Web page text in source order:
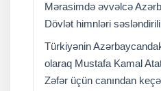
Mərasimdə əvvəlcə
Dövlət himnləri
Türkiyənin
olaraq Mustafa Kamal
Zəfər üçün canından